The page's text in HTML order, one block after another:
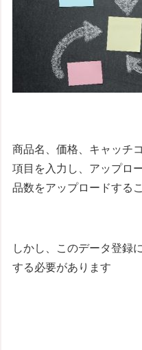
商品名、価格、キャッチ
項目を入力し、アップロ
品数をアップロードする
しかし、このデータ登録
する必要があります